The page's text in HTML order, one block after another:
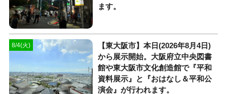
ます。
8/4(火)
【東大阪市】本日(2026年8月4日)
から展示開始。大阪府立中央図書
館や東大阪市文化創造館で『平和
資料展示』と『おはなし＆平和公
演会』が行われます。